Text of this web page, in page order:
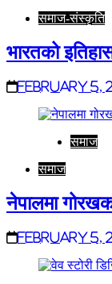
समाज-संस्कृति
भारतको
February 5,
समाज
समाज
नेपालमा
February 5,